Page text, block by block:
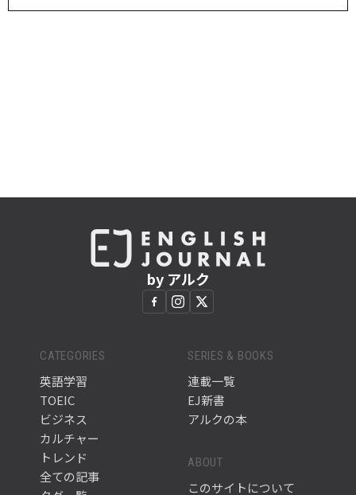
by アルク
CATEGORIES
英語学習
TOEIC
ビジネス
カルチャー
トレンド
全ての記事
SERIES & BOOKS
連載一覧
EJ新書
アルクの本
ABOUT
このサイトについて